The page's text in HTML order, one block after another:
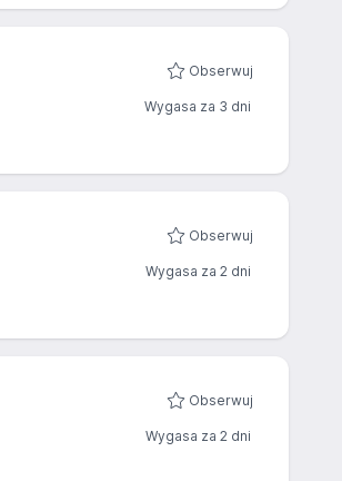
Obserwuj
Wygasa za 3 dni
Obserwuj
Wygasa za 2 dni
Obserwuj
Wygasa za 2 dni